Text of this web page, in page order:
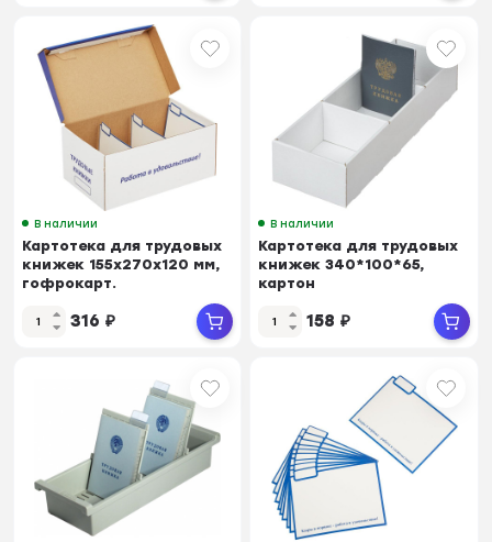
В наличии
Картотека для трудовых
книжек 155х270х120 мм,
гофрокарт.
316 ₽
В наличии
Картотека для трудовых
книжек 340*100*65,
картон
158 ₽